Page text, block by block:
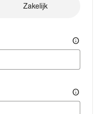
Zakelijk
info
info